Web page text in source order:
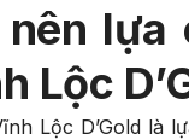
lựa
Lộc
Lộc D’Gold là